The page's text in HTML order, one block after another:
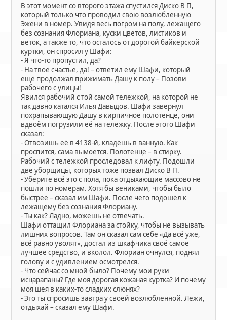
В этот момент со второго этажа спустился Диско В П,
который только что проводил свою возлюбленную
Эжени в номер. Увидя весь погром на полу, лежащего
без сознания Флориана, куски цветов, листиков и
веток, а также то, что осталось от дорогой байкерской
куртки, он спросил у Шафи:
- Я что-то пропустил, да?
- На твоё счастье, да! – ответил ему Шафи, который
ещё продолжал прижимать Дашу к полу – Позови
рабочего с улицы!
Явился рабочий с той самой тележкой, на которой не
так давно катался Илья Давыдов. Шафи завернул
похрапывающую Дашу в кирпичное полотенце, они
вдвоём погрузили её на тележку. После этого Шафи
сказал:
- Отвозишь её в 4138-й, кладёшь в ванную. Как
проспится, сама вымоется. Полотенце – в стирку.
Рабочий с тележкой проследовал к лифту. Подошли
две уборщицы, которых тоже позвал Диско В П.
- Уберите всё это с пола, пока отдыхающие массово не
пошли по номерам. Хотя бы вениками, чтобы было
быстрее – сказал им Шафи. После чего подошёл к
лежащему без сознания Флориану.
- Ты как? Ладно, можешь не отвечать.
Шафи оттащил Флориана за стойку, чтобы не вызывать
лишних вопросов. Там он сказал сам себе «Да всё уже,
всё равно уволят», достал из шкафчика своё самое
лучшее средство, и вколол. Флориан очнулся, поднял
голову и с удивлением осмотрелся.
- Что сейчас со мной было? Почему мои руки
исцарапаны? Где моя дорогая кожаная куртка? И почему
моя шея в каких-то сладких слюнях?
- Это ты спросишь завтра у своей возлюбленной. Лежи,
отдыхай – сказал ему Шафи.